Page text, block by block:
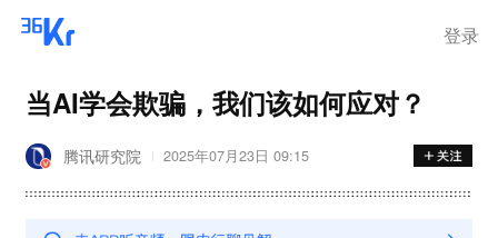
登录
当AI学会欺骗，我们该如何应对？
腾讯研究院 2025年07月23日 09:15